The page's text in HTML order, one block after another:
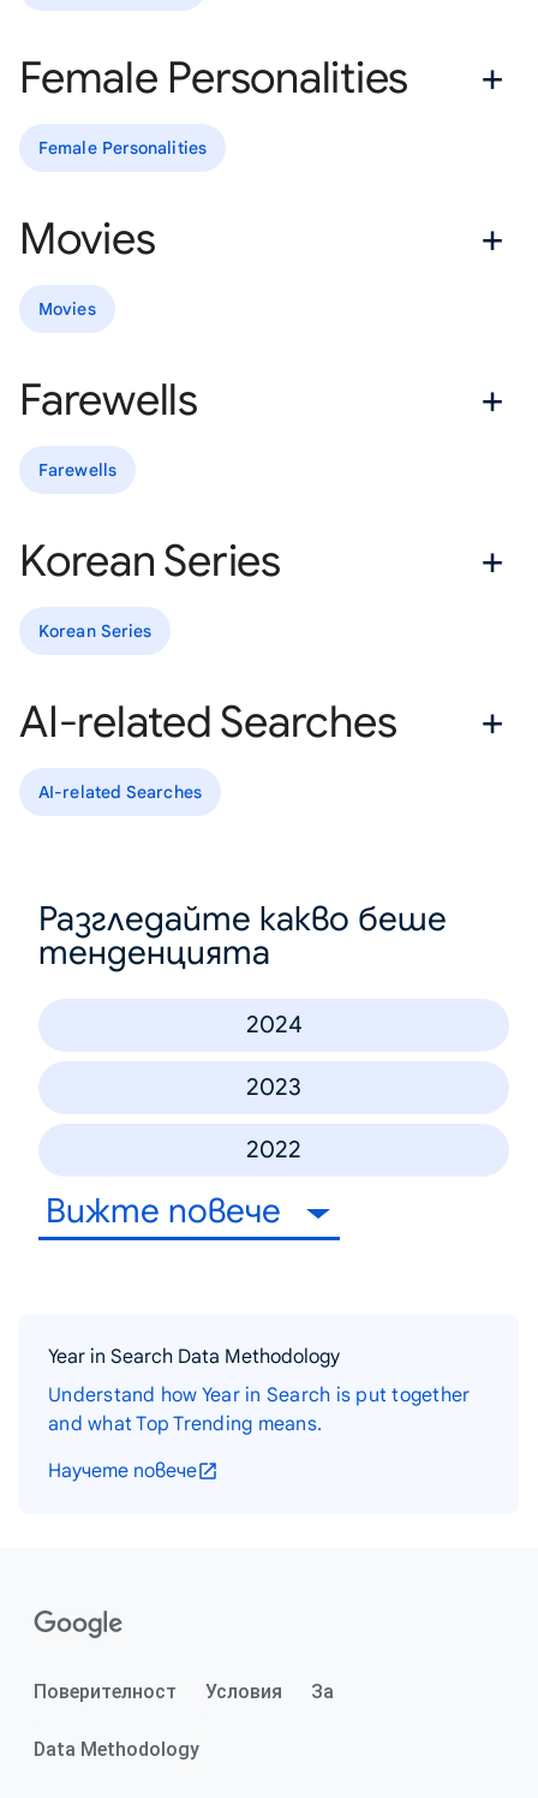
Female Personalities
Female Personalities
Movies
Movies
Farewells
Farewells
Korean Series
Korean Series
AI-related Searches
AI-related Searches
Разгледайте какво беше
тенденцията
2024
2023
2022
Вижте повече
Year in Search Data Methodology
Understand how Year in Search is put together
and what Top Trending means.
Научете повече
Поверителност Условия За
Data Methodology